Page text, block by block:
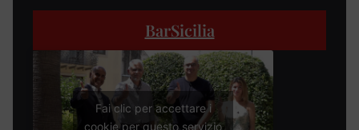
BarSicilia
Fai clic per accettare i
cookie per questo servizio